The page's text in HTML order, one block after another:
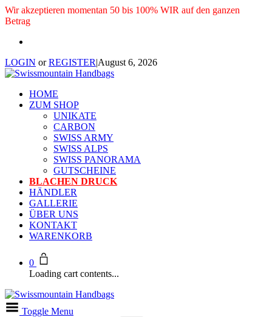
Wir akzeptieren momentan 50 bis 100% WIR auf den ganzen
Betrag
LOGIN orREGISTER|August 6, 2026
HOME
ZUM SHOP
UNIKATE
CARBON
SWISS ARMY
SWISS ALPS
SWISS PANORAMA
GUTSCHEINE
BLACHEN DRUCK
HÄNDLER
GALLERIE
ÜBER UNS
KONTAKT
WARENKORB
0
Loading cart contents...
Toggle Menu